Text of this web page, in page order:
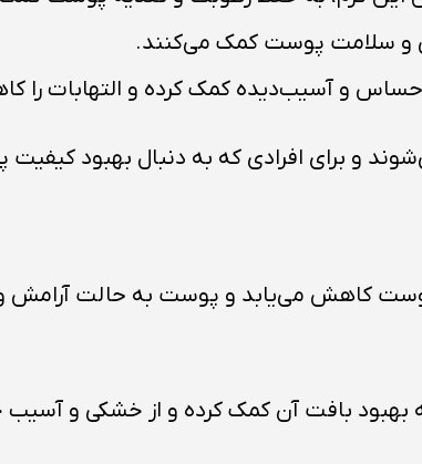
و سلامت پوست کمک می‌کنند.
و آسیب‌دیده کمک کرده و التهابات را
و برای افرادی که به دنبال بهبود
پوست کاهش می‌یابد و پوست به حالت آرامش
بهبود بافت آن کمک کرده و از خشکی و آسیب